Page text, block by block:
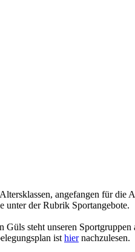
angefangen für
unter der Rubrik Sportangebote.
Güls steht unseren
ist hiernachzulesen.